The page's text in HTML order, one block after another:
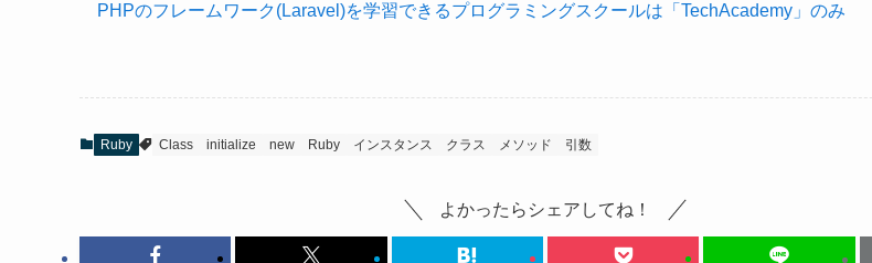
PHPのフレームワーク(Laravel)を学習できるプログラミングスクールは「TechAcademy」のみ
Ruby Class initialize new Ruby インスタンス クラス メソッド 引数
よかったらシェアしてね！